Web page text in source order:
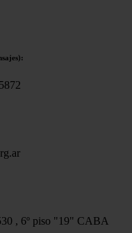
, 6º piso "19" CABA